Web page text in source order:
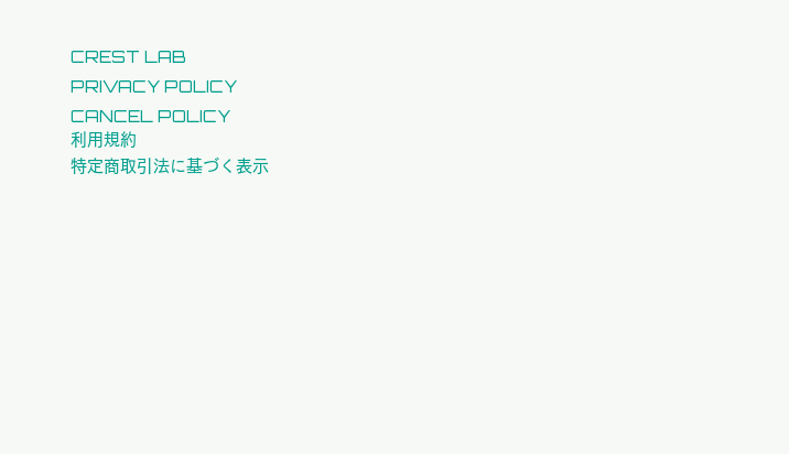
CREST LAB
PRIVACY POLICY
CANCEL POLICY
利用規約
特定商取引法に基づく表示